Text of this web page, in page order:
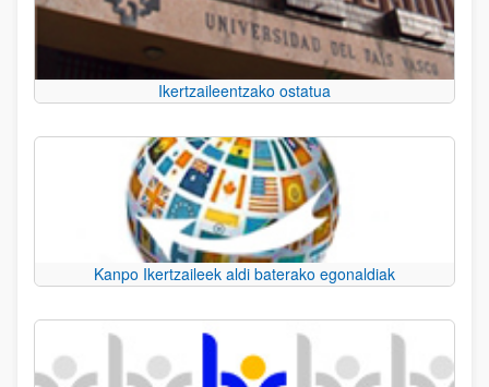
Ikertzaileentzako ostatua
Kanpo Ikertzaileek aldi baterako egonaldiak